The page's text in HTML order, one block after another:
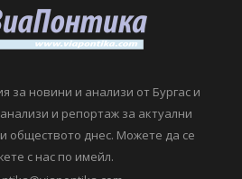
за новини и анализи от Бургас и
и репортаж за актуални
обществото днес. Можете да се
с нас по имейл.